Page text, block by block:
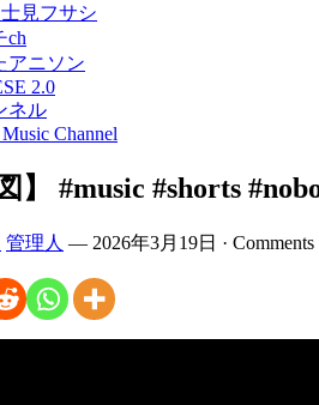
見フサシ
ch
アニソン
2.0
ネル
Channel
】 #music #shorts
管理人 — 2026年3月19日 ·